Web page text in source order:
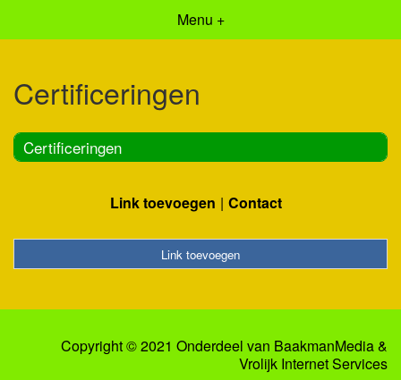
Menu +
Certificeringen
Certificeringen
Link toevoegen Contact
Link toevoegen
Copyright © 2021 Onderdeel van BaakmanMedia&
Vrolijk Internet Services